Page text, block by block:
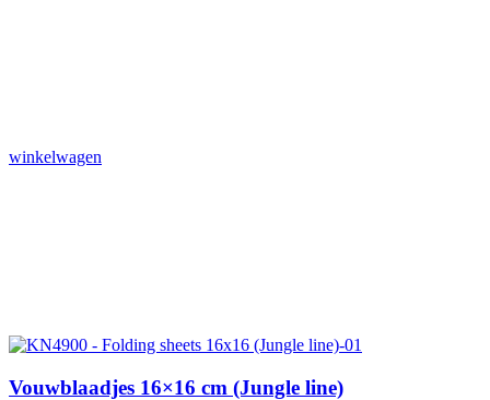
winkelwagen
Vouwblaadjes 16×16 cm (Jungle line)